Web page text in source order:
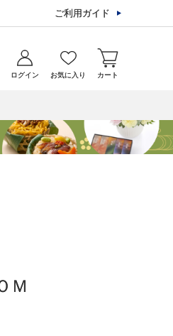
ご利用ガイド
ログイン お気に入り カート
Ｍ